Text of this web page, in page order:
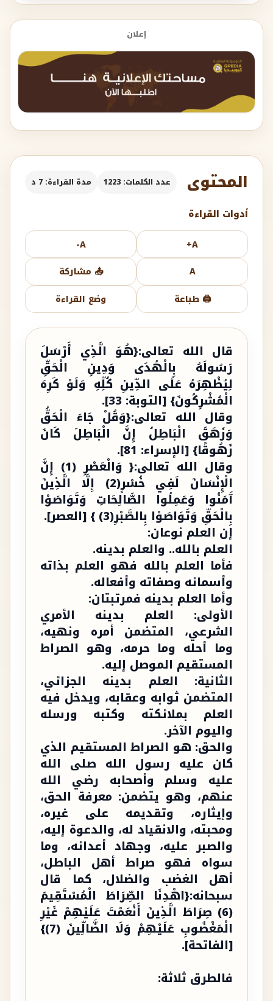
إعلان
المحتوى عدد الكلمات: 1223 مدة القراءة: 7 د
أدوات القراءة
A+
A-
A
📤 مشاركة
🖨️ طباعة
وضع القراءة
قال الله تعالى:{هُوَ الَّذِي أَرْسَلَ
رَسُولَهُ بِالْهُدَى وَدِينِ الْحَقِّ
لِيُظْهِرَهُ عَلَى الدِّينِ كُلِّهِ وَلَوْ كَرِهَ
الْمُشْرِكُونَ} [التوبة: 33].
وقال الله تعالى:{وَقُلْ جَاءَ الْحَقُّ
وَزَهَقَ الْبَاطِلُ إِنَّ الْبَاطِلَ كَانَ
زَهُوقًا} [الإسراء: 81].
وقال الله تعالى:{ وَالْعَصْرِ (1) إِنَّ
الْإِنْسَانَ لَفِي خُسْرٍ(2) إِلَّا الَّذِينَ
آَمَنُوا وَعَمِلُوا الصَّالِحَاتِ وَتَوَاصَوْا
بِالْحَقِّ وَتَوَاصَوْا بِالصَّبْرِ(3) } [العصر].
إن العلم نوعان:
العلم بالله.. والعلم بدينه.
فأما العلم بالله فهو العلم بذاته
وأسمائه وصفاته وأفعاله.
وأما العلم بدينه فمرتبتان:
الأولى: العلم بدينه الأمري
الشرعي، المتضمن أمره ونهيه،
وما أحله وما حرمه، وهو الصراط
المستقيم الموصل إليه.
الثانية: العلم بدينه الجزائي،
المتضمن ثوابه وعقابه، ويدخل فيه
العلم بملائكته وكتبه ورسله
واليوم الآخر.
والحق: هو الصراط المستقيم الذي
كان عليه رسول الله صلى الله
عليه وسلم وأصحابه رضي الله
عنهم، وهو يتضمن: معرفة الحق،
وإيثاره، وتقديمه على غيره،
ومحبته، والانقياد له، والدعوة إليه،
والصبر عليه، وجهاد أعدائه، وما
سواه فهو صراط أهل الباطل،
أهل الغضب والضلال، كما قال
سبحانه:{اهْدِنَا الصِّرَاطَ الْمُسْتَقِيمَ
(6) صِرَاطَ الَّذِينَ أَنْعَمْتَ عَلَيْهِمْ غَيْرِ
الْمَغْضُوبِ عَلَيْهِمْ وَلَا الضَّالِّينَ (7)}
[الفاتحة].
فالطرق ثلاثة: